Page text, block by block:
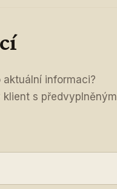
aktuální informaci?
s předvyplněným